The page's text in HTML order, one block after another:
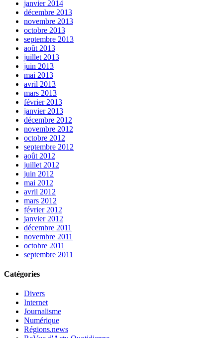
janvier 2014
décembre 2013
novembre 2013
octobre 2013
septembre 2013
août 2013
juillet 2013
juin 2013
mai 2013
avril 2013
mars 2013
février 2013
janvier 2013
décembre 2012
novembre 2012
octobre 2012
septembre 2012
août 2012
juillet 2012
juin 2012
mai 2012
avril 2012
mars 2012
février 2012
janvier 2012
décembre 2011
novembre 2011
octobre 2011
septembre 2011
Catégories
Divers
Internet
Journalisme
Numérique
Régions.news